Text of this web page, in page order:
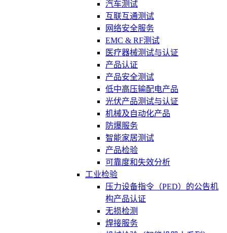
汽车测试
互联互通测试
网络安全服务
EMC & RF测试
医疗器械测试与认证
产品认证
产品安全测试
低中高压输配电产品
光伏产品测试与认证
机械及自动化产品
防爆服务
智能家居测试
产品检验
可靠度和失效分析
工业检验
压力设备指令（PED）的公告机
构产品认证
无损检测
焊接服务